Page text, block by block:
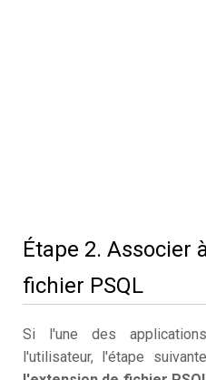
Étape 2. Associer
fichier PSQL
Si l'une des
l'utilisateur, l'étape